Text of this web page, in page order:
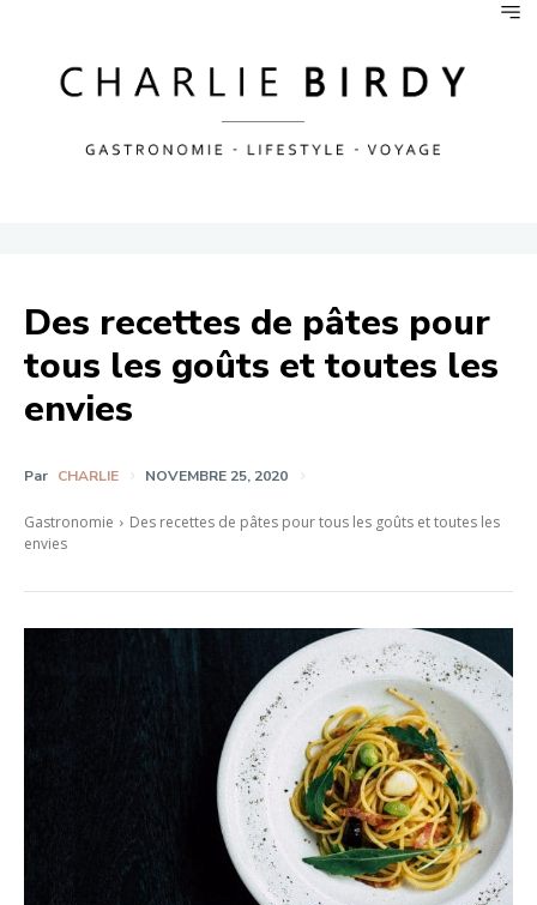
Des recettes de pâtes pour
tous les goûts et toutes les
envies
Par CHARLIE NOVEMBRE 25, 2020
Gastronomie
Des recettes de pâtes pour tous les goûts et toutes les
envies